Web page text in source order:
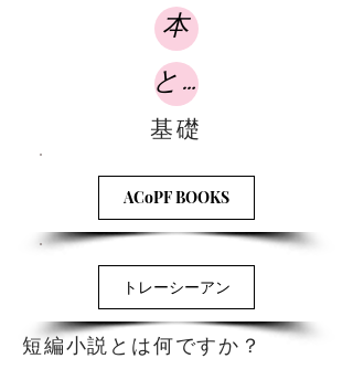
本
とりとめのない
基礎
ACoPF BOOKS
トレーシーアン
短編小説とは何ですか？